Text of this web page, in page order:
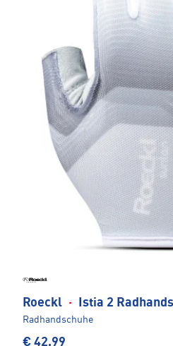
Roeckl · Istia 2
Radhandschuhe
€ 42,99